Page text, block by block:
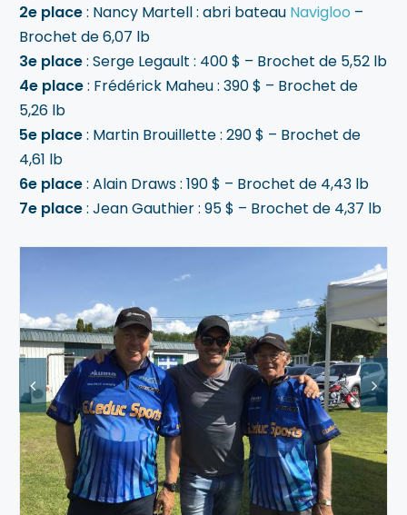
2e place: Nancy Martell : abri bateau Navigloo –
Brochet de 6,07 lb
3e place: Serge Legault : 400 $ – Brochet de 5,52 lb
4e place: Frédérick Maheu : 390 $ – Brochet de
5,26 lb
5e place: Martin Brouillette : 290 $ – Brochet de
4,61 lb
6e place: Alain Draws : 190 $ – Brochet de 4,43 lb
7e place: Jean Gauthier : 95 $ – Brochet de 4,37 lb